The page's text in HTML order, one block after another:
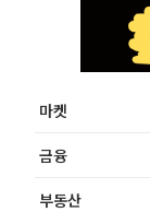
마켓
금융
부동산